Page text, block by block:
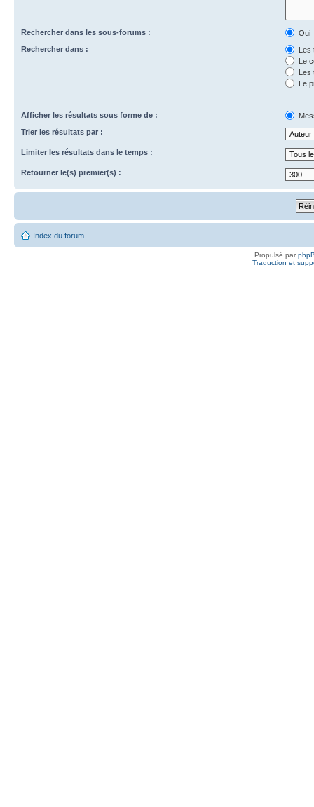
Rechercher dans les sous-forums :
Oui
Rechercher dans :
Les
Le
Les
Le
Afficher les résultats sous forme de :
Trier les résultats par :
Limiter les résultats dans le temps :
Retourner le(s) premier(s) :
Index du forum
Propulsé par
Traduction et